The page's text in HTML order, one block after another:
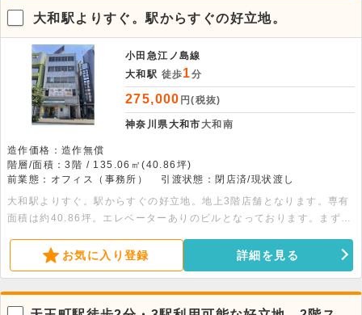
大和駅よりすぐ。駅からすぐの好立地。
小田急江ノ島線
大和駅 徒歩1分
275,000 円(税抜)
神奈川県大和市大和南
造作価格：造作無償
階層/面積：3階 / 135.06㎡(40.86坪)
前業態：オフィス（事務所）
引渡状態：閉店済/現状渡し
大和駅よりすぐ。駅からすぐの好立地。地上3階店舗となります。専有
面積は約40.86坪。エレベーターありのビルとなっております。まずは
お気に入り登録 詳細を見る